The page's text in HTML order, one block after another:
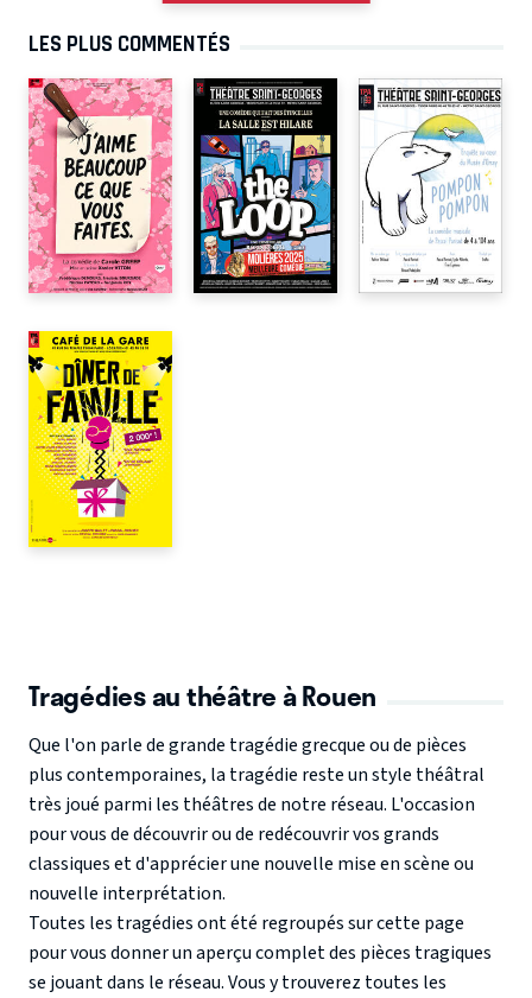
LES PLUS COMMENTÉS
Tragédies au théâtre à Rouen
Que l'on parle de grande tragédie grecque ou de pièces
plus contemporaines, la tragédie reste un style théâtral
très joué parmi les théâtres de notre réseau. L'occasion
pour vous de découvrir ou de redécouvrir vos grands
classiques et d'apprécier une nouvelle mise en scène ou
nouvelle interprétation.
Toutes les tragédies ont été regroupés sur cette page
pour vous donner un aperçu complet des pièces tragiques
se jouant dans le réseau. Vous y trouverez toutes les